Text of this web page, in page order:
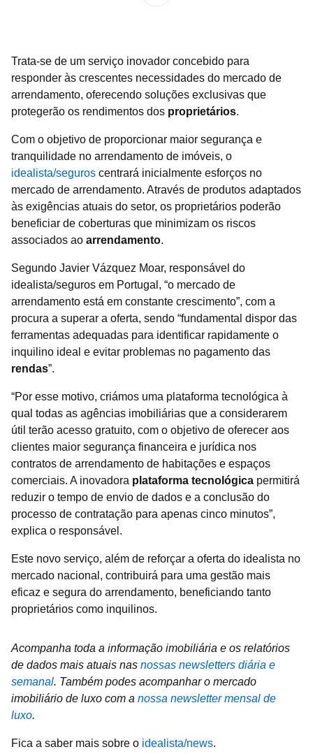
Trata-se de um serviço inovador concebido para
responder às crescentes necessidades do mercado de
arrendamento, oferecendo soluções exclusivas que
protegerão os rendimentos dos proprietários.
Com o objetivo de proporcionar maior segurança e
tranquilidade no arrendamento de imóveis, o
idealista/seguros centrará inicialmente esforços no
mercado de arrendamento. Através de produtos adaptados
às exigências atuais do setor, os proprietários poderão
beneficiar de coberturas que minimizam os riscos
associados ao arrendamento.
Segundo Javier Vázquez Moar, responsável do
idealista/seguros em Portugal, “o mercado de
arrendamento está em constante crescimento”, com a
procura a superar a oferta, sendo “fundamental dispor das
ferramentas adequadas para identificar rapidamente o
inquilino ideal e evitar problemas no pagamento das
rendas”.
“Por esse motivo, criámos uma plataforma tecnológica à
qual todas as agências imobiliárias que a considerarem
útil terão acesso gratuito, com o objetivo de oferecer aos
clientes maior segurança financeira e jurídica nos
contratos de arrendamento de habitações e espaços
comerciais. A inovadora plataforma tecnológica permitirá
reduzir o tempo de envio de dados e a conclusão do
processo de contratação para apenas cinco minutos”,
explica o responsável.
Este novo serviço, além de reforçar a oferta do idealista no
mercado nacional, contribuirá para uma gestão mais
eficaz e segura do arrendamento, beneficiando tanto
proprietários como inquilinos.
Acompanha toda a informação imobiliária e os relatórios
de dados mais atuais nas nossas newsletters diária e
semanal. Também podes acompanhar o mercado
imobiliário de luxo com a nossa newsletter mensal de
luxo.
Fica a saber mais sobre o idealista/news.